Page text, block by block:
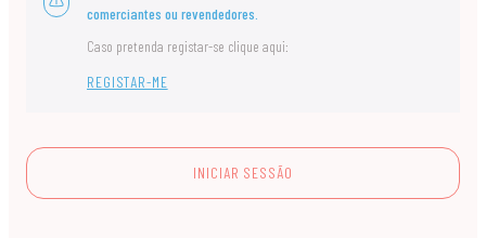
comerciantes ou revendedores.
Caso pretenda registar-se clique aqui:
REGISTAR-ME
INICIAR SESSÃO